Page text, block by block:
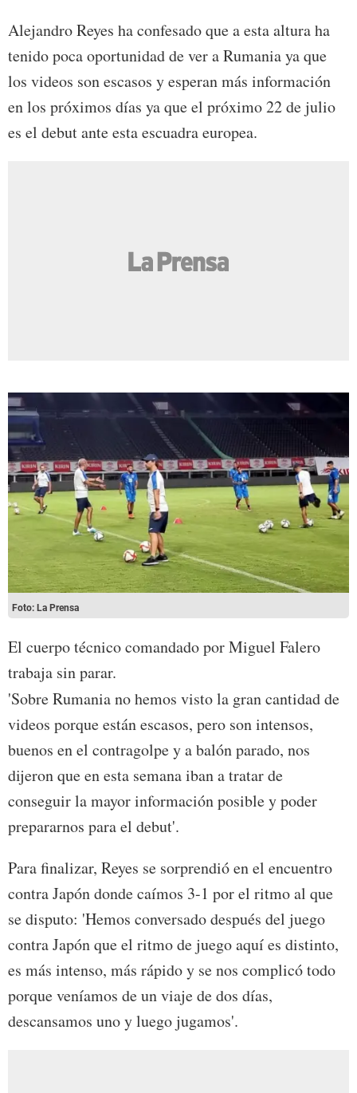
Alejandro Reyes ha confesado que a esta altura ha
tenido poca oportunidad de ver a Rumania ya que
los videos son escasos y esperan más información
en los próximos días ya que el próximo 22 de julio
es el debut ante esta escuadra europea.
Foto: La Prensa
El cuerpo técnico comandado por Miguel Falero
trabaja sin parar.
'Sobre Rumania no hemos visto la gran cantidad de
videos porque están escasos, pero son intensos,
buenos en el contragolpe y a balón parado, nos
dijeron que en esta semana iban a tratar de
conseguir la mayor información posible y poder
prepararnos para el debut'.
Para finalizar, Reyes se sorprendió en el encuentro
contra Japón donde caímos 3-1 por el ritmo al que
se disputo: 'Hemos conversado después del juego
contra Japón que el ritmo de juego aquí es distinto,
es más intenso, más rápido y se nos complicó todo
porque veníamos de un viaje de dos días,
descansamos uno y luego jugamos'.